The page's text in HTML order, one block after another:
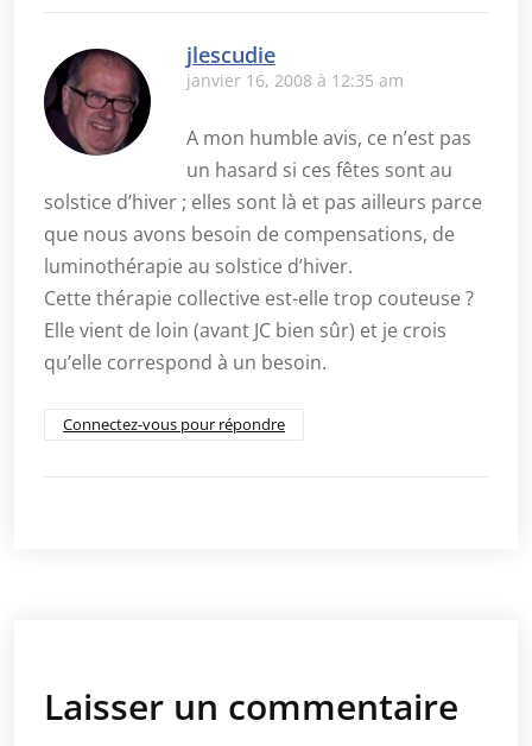
jlescudie
janvier 16, 2008 à 12:35 am
A mon humble avis, ce n’est pas
un hasard si ces fêtes sont au
solstice d’hiver ; elles sont là et pas ailleurs parce
que nous avons besoin de compensations, de
luminothérapie au solstice d’hiver.
Cette thérapie collective est-elle trop couteuse ?
Elle vient de loin (avant JC bien sûr) et je crois
qu’elle correspond à un besoin.
Connectez-vous pour répondre
Laisser un commentaire